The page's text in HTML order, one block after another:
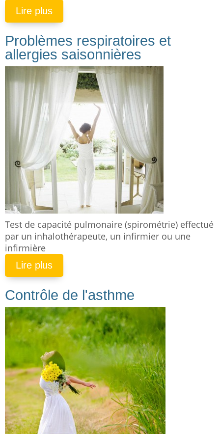
Lire plus
Problèmes respiratoires et
allergies saisonnières
Test de capacité pulmonaire (spirométrie) effectué
par un inhalothérapeute, un infirmier ou une
infirmière
Lire plus
Contrôle de l'asthme